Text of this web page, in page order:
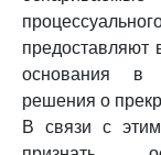
предоставляют
основания в
решения о
В связи с